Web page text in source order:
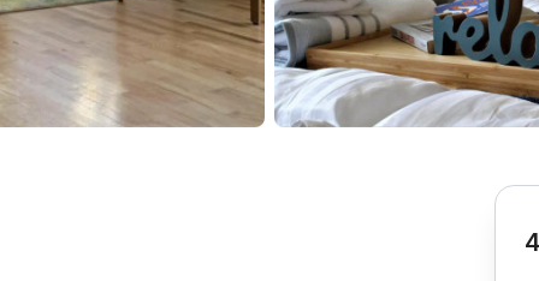
Sremska
Mitrovica
Ljubovija
Bela Crkva Negotin